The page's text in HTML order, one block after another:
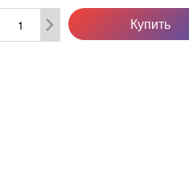
Купить